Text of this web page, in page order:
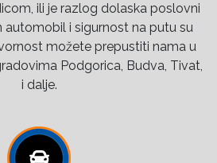
ili je razlog dolaska poslovni
automobil i sigurnost na putu su
možete prepustiti nama u
Podgorica, Budva, Tivat,
i dalje.